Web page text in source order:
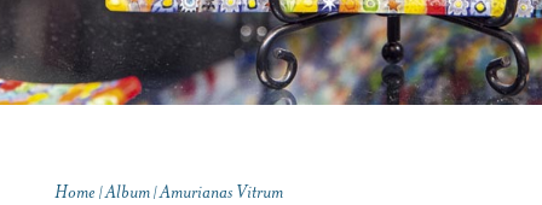
Home |Album|Amurianas Vitrum